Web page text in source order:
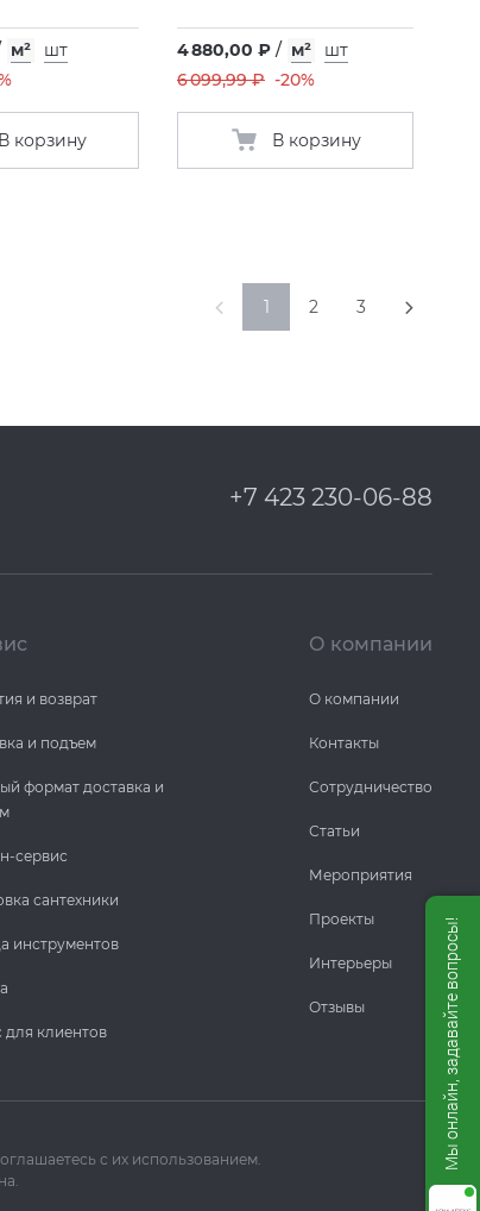
м²
шт
В корзину
4 880,00 ₽ / м²
шт
6 099,99 ₽ -20%
В корзину
1 2 3
+7 423 230-06-88
и возврат
и подъем
формат доставка и
сервис
сантехники
инструментов
клиентов
О компании
О компании
Контакты
Сотрудничество
Статьи
Мероприятия
Проекты
Интерьеры
Отзывы
с их использованием.
Мы онлайн, задавайте вопросы!